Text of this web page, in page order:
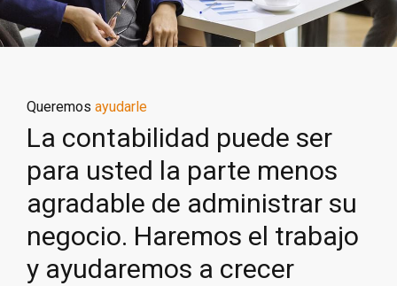
Queremos ayudarle
La contabilidad puede ser
para usted la parte menos
agradable de administrar su
negocio. Haremos el trabajo
y ayudaremos a crecer